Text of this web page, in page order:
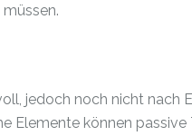
jedoch noch nicht nach
Elemente können